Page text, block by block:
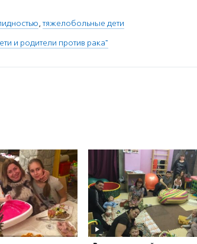
,тяжелобольные дети
и родители против рака"